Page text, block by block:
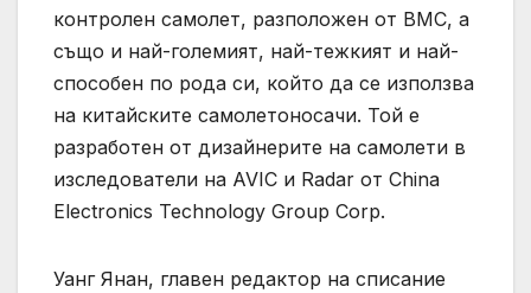
контролен самолет, разположен от ВМС, а
също и най-големият, най-тежкият и най-
способен по рода си, който да се използва
на китайските самолетоносачи. Той е
разработен от дизайнерите на самолети в
изследователи на AVIC и Radar от China
Electronics Technology Group Corp.
Уанг Янан, главен редактор на списание